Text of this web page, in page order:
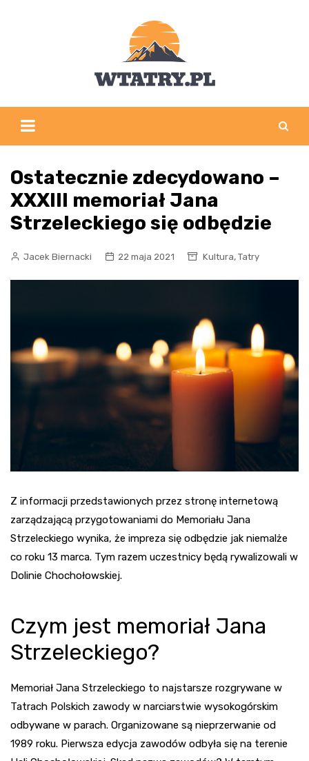
Ostatecznie zdecydowano –
XXXIII memoriał Jana
Strzeleckiego się odbędzie
Jacek Biernacki 22 maja 2021 Kultura, Tatry
Z informacji przedstawionych przez stronę internetową
zarządzającą przygotowaniami do Memoriału Jana
Strzeleckiego wynika, że impreza się odbędzie jak niemalże
co roku 13 marca. Tym razem uczestnicy będą rywalizowali w
Dolinie Chochołowskiej.
Czym jest memoriał Jana
Strzeleckiego?
Memoriał Jana Strzeleckiego to najstarsze rozgrywane w
Tatrach Polskich zawody w narciarstwie wysokogórskim
odbywane w parach. Organizowane są nieprzerwanie od
1989 roku. Pierwsza edycja zawodów odbyła się na terenie